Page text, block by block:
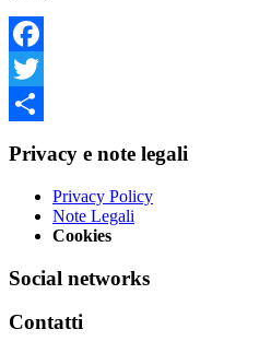
Facebook
Twitter
Privacy e note legali
Privacy Policy
Note Legali
Cookies
Social networks
Contatti